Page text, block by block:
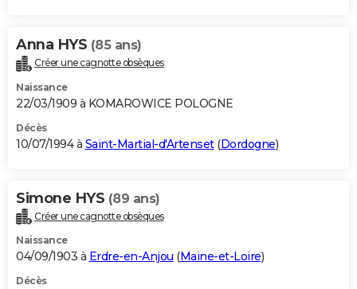
Anna HYS (85 ans)
Créer une cagnotte obsèques
Naissance
22/03/1909 à KOMAROWICE POLOGNE
Décès
10/07/1994 à Saint-Martial-d'Artenset(Dordogne)
Simone HYS (89 ans)
Créer une cagnotte obsèques
Naissance
04/09/1903 à Erdre-en-Anjou (Maine-et-Loire)
Décès